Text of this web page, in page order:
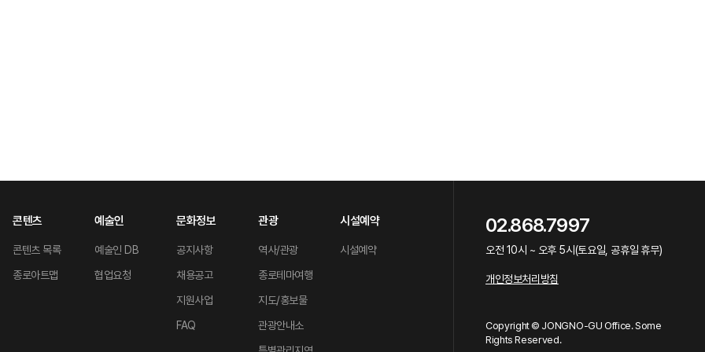
콘텐츠
콘텐츠 목록
종로아트맵
예술인
예술인 DB
협업요청
문화정보
공지사항
채용공고
지원사업
FAQ
관광
역사/관광
종로테마여행
지도/홍보물
관광안내소
시설예약
시설예약
02.868.7997
오전 10시 ~ 오후 5시(토요일, 공휴일 휴무)
개인정보처리방침
Copyright © JONGNO-GU Office. Some
Rights Reserved.